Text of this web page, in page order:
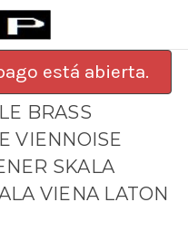
está abierta.
BRASS
VIENNOISE
SKALA
VIENA LATON